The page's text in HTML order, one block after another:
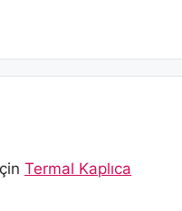
Termal Kaplıca